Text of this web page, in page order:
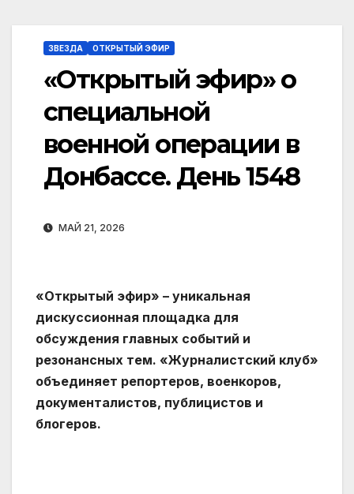
ЗВЕЗДА ОТКРЫТЫЙ ЭФИР
«Открытый эфир» о
специальной
военной операции в
Донбассе. День 1548
МАЙ 21, 2026
«Открытый эфир» – уникальная
дискуссионная площадка для
обсуждения главных событий и
резонансных тем. «Журналистский клуб»
объединяет репортеров, военкоров,
документалистов, публицистов и
блогеров.